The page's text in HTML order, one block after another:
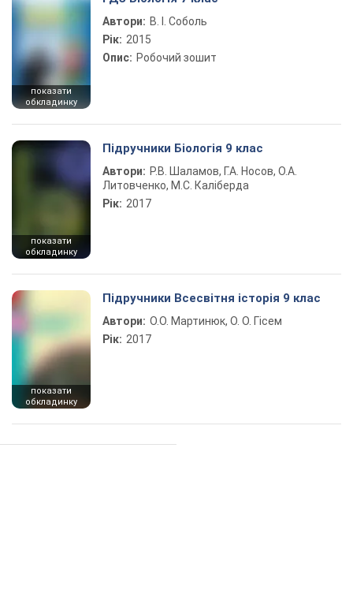
показати
обкладинку
Автори: В. І. Соболь
Рік: 2015
Опис: Робочий зошит
показати
обкладинку
Підручники Біологія 9 клас
Автори: Р.В. Шаламов, Г.А. Носов, О.А.
Литовченко, М.С. Каліберда
Рік: 2017
показати
обкладинку
Підручники Всесвітня історія 9 клас
Автори: О.О. Мартинюк, О. О. Гісем
Рік: 2017